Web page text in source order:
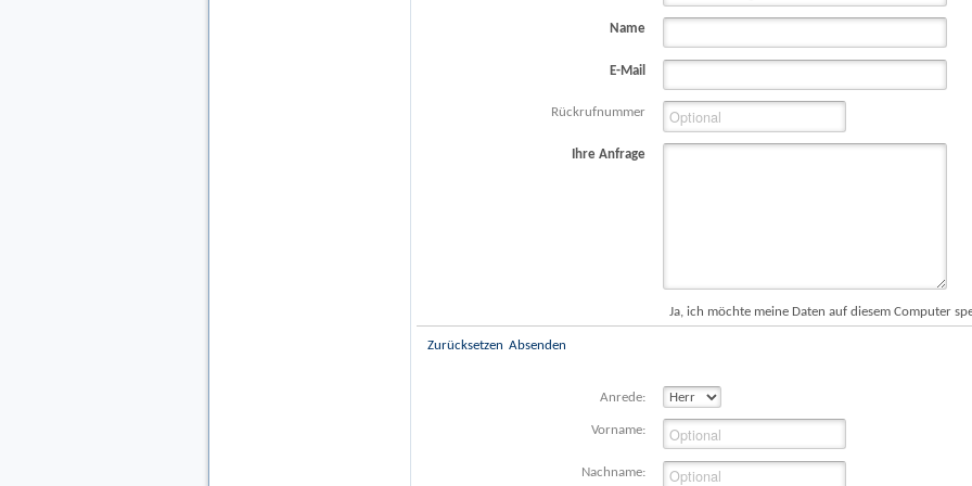
Name
E-Mail
Rückrufnummer
Ihre Anfrage
Ja, ich möchte meine Daten auf diesem Computer
Zurücksetzen Absenden
Anrede:
Vorname:
Nachname: